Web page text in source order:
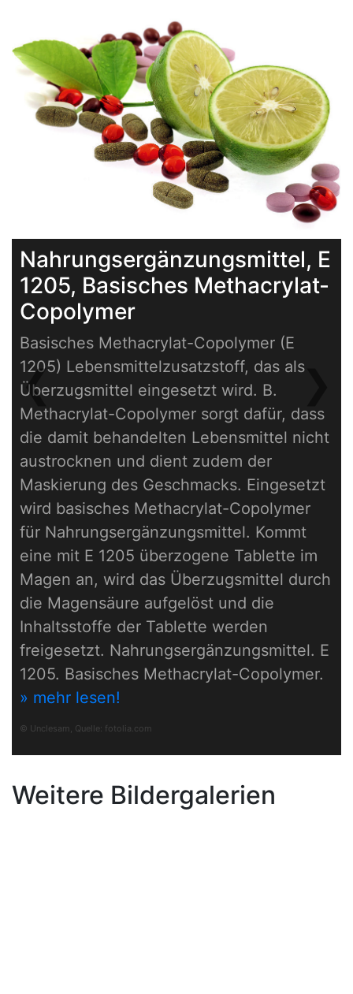
Nahrungsergänzungsmittel, E
1205, Basisches Methacrylat-
Copolymer
Basisches Methacrylat-Copolymer (E
1205) Lebensmittelzusatzstoff, das als
Überzugsmittel eingesetzt wird. B.
Methacrylat-Copolymer sorgt dafür, dass
die damit behandelten Lebensmittel nicht
austrocknen und dient zudem der
Maskierung des Geschmacks. Eingesetzt
wird basisches Methacrylat-Copolymer
für Nahrungsergänzungsmittel. Kommt
eine mit E 1205 überzogene Tablette im
Magen an, wird das Überzugsmittel durch
die Magensäure aufgelöst und die
Inhaltsstoffe der Tablette werden
freigesetzt. Nahrungsergänzungsmittel. E
1205. Basisches Methacrylat-Copolymer.
» mehr lesen!
© Unclesam, Quelle: fotolia.com
❮Previous ❯
Weitere Bildergalerien